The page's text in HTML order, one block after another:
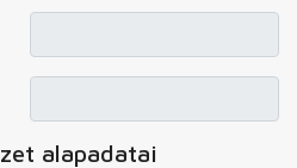
alapadatai